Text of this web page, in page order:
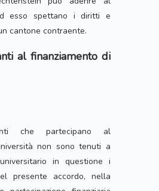
esso spettano i diritti e
cantone contraente.
al finanziamento di
che partecipano al
non sono tenuti a
in questione i
presente accordo, nella